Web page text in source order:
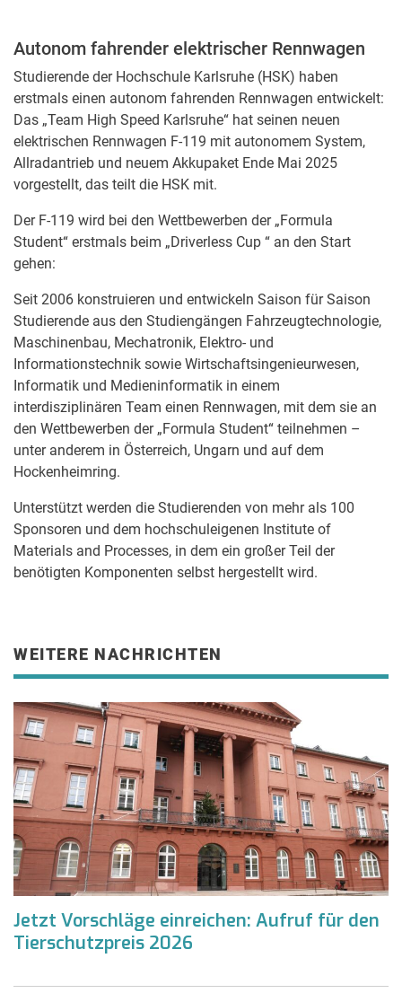
Autonom fahrender elektrischer Rennwagen
Studierende der Hochschule Karlsruhe (HSK) haben
erstmals einen autonom fahrenden Rennwagen entwickelt:
Das „Team High Speed Karlsruhe“ hat seinen neuen
elektrischen Rennwagen F-119 mit autonomem System,
Allradantrieb und neuem Akkupaket Ende Mai 2025
vorgestellt, das teilt die HSK mit.
Der F-119 wird bei den Wettbewerben der „Formula
Student“ erstmals beim „Driverless Cup “ an den Start
gehen:
Seit 2006 konstruieren und entwickeln Saison für Saison
Studierende aus den Studiengängen Fahrzeugtechnologie,
Maschinenbau, Mechatronik, Elektro- und
Informationstechnik sowie Wirtschaftsingenieurwesen,
Informatik und Medieninformatik in einem
interdisziplinären Team einen Rennwagen, mit dem sie an
den Wettbewerben der „Formula Student“ teilnehmen –
unter anderem in Österreich, Ungarn und auf dem
Hockenheimring.
Unterstützt werden die Studierenden von mehr als 100
Sponsoren und dem hochschuleigenen Institute of
Materials and Processes, in dem ein großer Teil der
benötigten Komponenten selbst hergestellt wird.
WEITERE NACHRICHTEN
Jetzt Vorschläge einreichen: Aufruf für den
Tierschutzpreis 2026